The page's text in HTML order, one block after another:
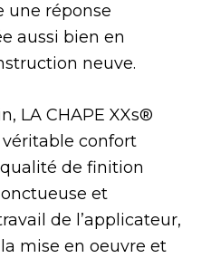
une réponse
aussi bien en
neuve.
LA CHAPE XXs®
véritable confort
de finition
et
de l’applicateur,
mise en oeuvre et